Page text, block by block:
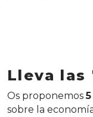
Lleva las
Os proponemos
sobre la